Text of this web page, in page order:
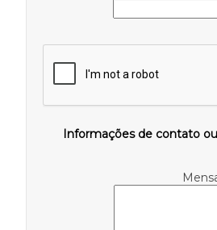
Informações de contato